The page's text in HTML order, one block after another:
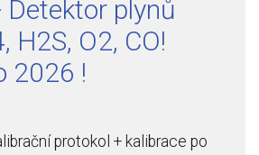
Detektor plynů
H2S, O2, CO!
2026 !
protokol + kalibrace po